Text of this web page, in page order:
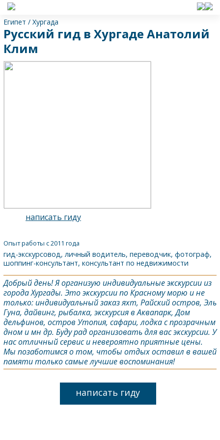
Египет / Хургада
Русский гид в Хургаде Анатолий
Клим
написать гиду
Опыт работы с 2011 года
гид-экскурсовод, личный водитель, переводчик, фотограф,
шоппинг-консультант, консультант по недвижимости
Добрый день! Я организую индивидуальные экскурсии из
города Хургады. Это экскурсии по Красному морю и не
только: индивидуальный заказ яхт, Райский остров, Эль
Гуна, дайвинг, рыбалка, экскурсия в Аквапарк, Дом
дельфинов, остров Утопия, сафари, лодка с прозрачным
дном и мн др. Буду рад организовать для вас экскурсии. У
нас отличный сервис и невероятно приятные цены.
Мы позаботимся о том, чтобы отдых оставил в вашей
памяти только самые лучшие воспоминания!
написать гиду